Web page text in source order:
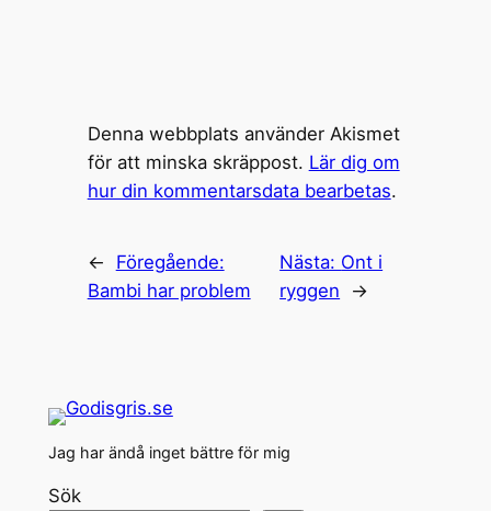
Denna webbplats använder Akismet
för att minska skräppost. Lär dig om
hur din kommentarsdata bearbetas.
←
Föregående:
Bambi har problem
Nästa: Ont i
ryggen
→
Jag har ändå inget bättre för mig
Sök